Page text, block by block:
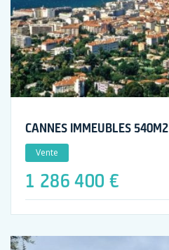
CANNES IMMEUBLES 540M2
Vente
1 286 400 €